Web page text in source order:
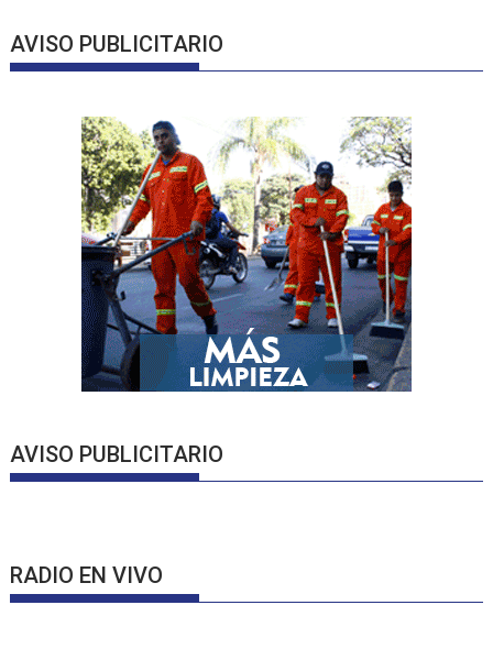
AVISO PUBLICITARIO
AVISO PUBLICITARIO
RADIO EN VIVO